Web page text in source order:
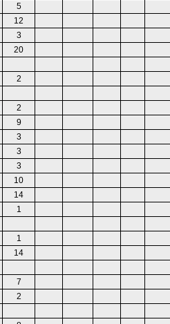
5
12
3
20
2
2
9
3
3
3
10
14
1
1
14
7
2